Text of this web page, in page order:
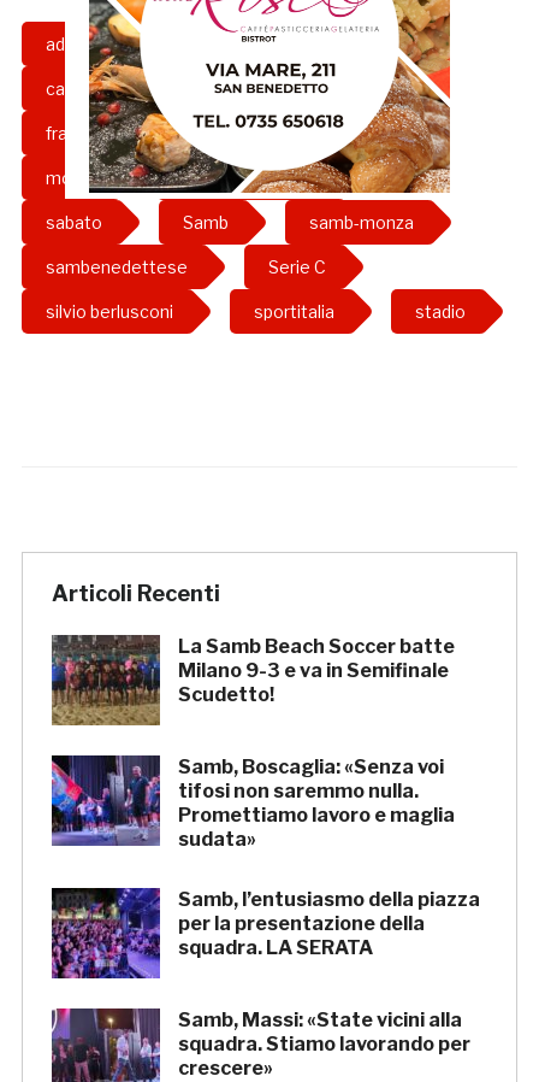
adriano galliani anticipo calcio
campionato diretta tv
franco fedeli girone b grb
monza riviera delle palme
sabato Samb samb-monza
sambenedettese Serie C
silvio berlusconi sportitalia stadio
Articoli Recenti
La Samb Beach Soccer batte
Milano 9-3 e va in Semifinale
Scudetto!
Samb, Boscaglia: «Senza voi
tifosi non saremmo nulla.
Promettiamo lavoro e maglia
sudata»
Samb, l’entusiasmo della piazza
per la presentazione della
squadra. LA SERATA
Samb, Massi: «State vicini alla
squadra. Stiamo lavorando per
crescere»